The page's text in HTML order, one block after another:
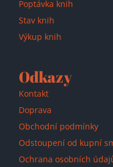
Poptávka knih
Stav knih
Výkup knih
Odkazy
Kontakt
Doprava
Obchodní podmínky
Odstoupení od kupní
Ochrana osobních